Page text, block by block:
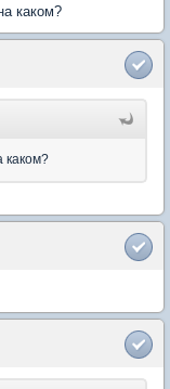
каком?
каком?